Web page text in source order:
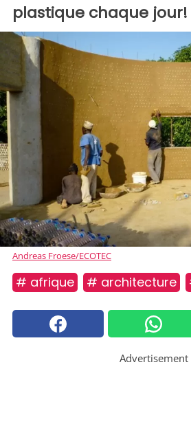
plastique chaque jour!
Andreas Froese/ECOTEC
# afrique # architecture
Advertisement